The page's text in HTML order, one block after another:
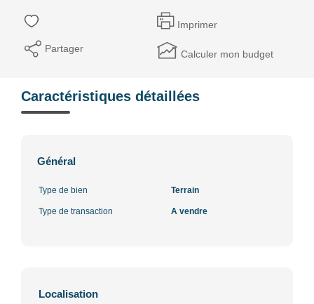
Imprimer
Partager Calculer mon budget
Caractéristiques détaillées
Général
Type de bien Terrain
Type de transaction A vendre
Localisation